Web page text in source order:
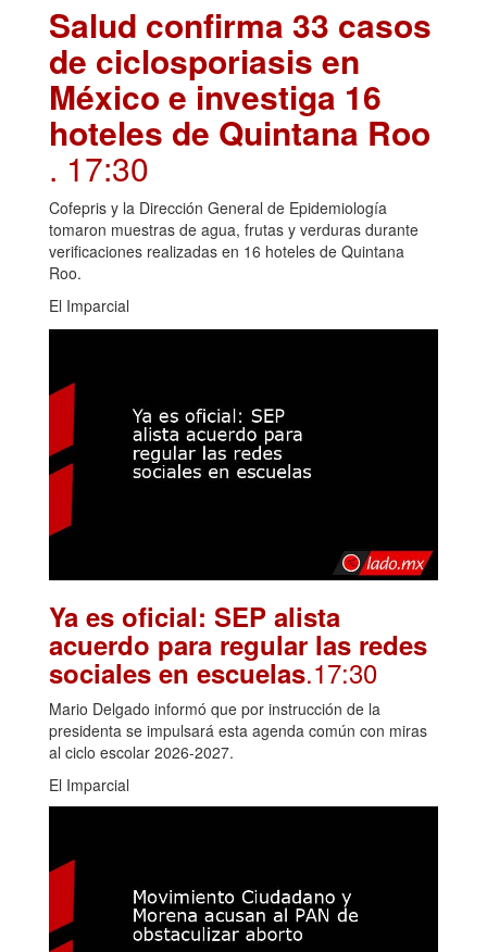
Salud confirma 33 casos
de ciclosporiasis en
México e investiga 16
hoteles de Quintana Roo
. 17:30
Cofepris y la Dirección General de Epidemiología
tomaron muestras de agua, frutas y verduras durante
verificaciones realizadas en 16 hoteles de Quintana
Roo.
El Imparcial
Ya es oficial: SEP alista
acuerdo para regular las redes
sociales en escuelas.17:30
Mario Delgado informó que por instrucción de la
presidenta se impulsará esta agenda común con miras
al ciclo escolar 2026-2027.
El Imparcial